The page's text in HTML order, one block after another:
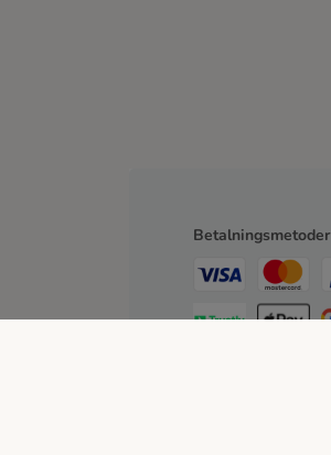
Betalningsmetoder